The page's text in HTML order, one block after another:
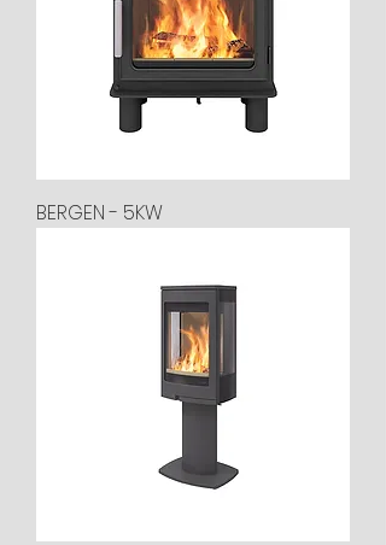
BERGEN - 5KW